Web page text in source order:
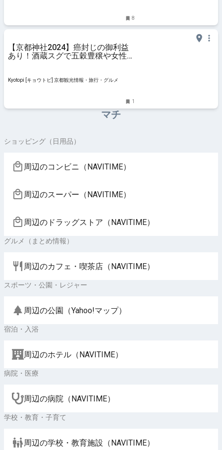
8
【京都神社2024】癌封じの御利益
あり！酒蔵スグで五穀豊穣や女性の
Kyotopi [キョウトピ] 京都観光情報・旅行・グルメ
1
マチ
ショッピング（日用品）
周辺のコンビニ（NAVITIME）
周辺のスーパー（NAVITIME）
周辺のドラッグストア（NAVITIME）
グルメ（まとめ情報）
周辺のカフェ・喫茶店（NAVITIME）
スポーツ・公園・レジャー
周辺の公園（Yahoo!マップ）
宿泊・入浴
周辺のホテル（NAVITIME）
病院・医療
周辺の病院（NAVITIME）
学校・教育・子育て
周辺の学校・教育施設（NAVITIME）